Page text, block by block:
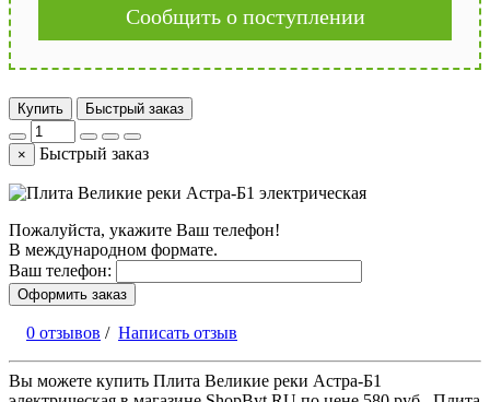
Сообщить о поступлении
Купить Быстрый заказ
× Быстрый заказ
Пожалуйста, укажите Ваш телефон!
В международном формате.
Ваш телефон:
Оформить заказ
0 отзывов / Написать отзыв
Вы можете купить Плита Великие реки Астра-Б1